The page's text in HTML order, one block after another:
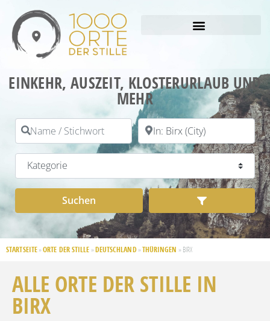
EINKEHR, AUSZEIT, KLOSTERURLAUB UND
MEHR
Name / Stichwort PLZ / Ort
Kategorie
Suchen Advanced
STARTSEITE » ORTE DER STILLE » DEUTSCHLAND» THÜRINGEN » BIRX
ALLE ORTE DER STILLE IN
BIRX